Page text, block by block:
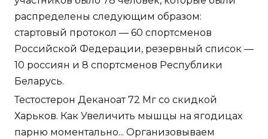
распределены следующим образом:
стартовый протокол — 60 спортсменов
Российской Федерации, резервный список —
10 россиян и 8 спортсменов Республики
Беларусь.
Тестостерон Деканоат 72 Мг со скидкой
Харьков. Как Увеличить мышцы на ягодицах
парню моментально... Организовываем